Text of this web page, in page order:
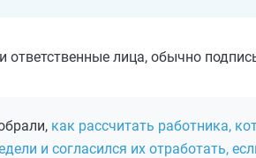
ответственные лица, обычно
как рассчитать работника,
и согласился их отработать,